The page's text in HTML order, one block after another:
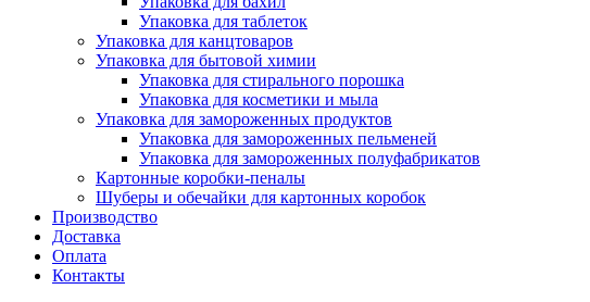
Упаковка для таблеток
Упаковка для канцтоваров
Упаковка для бытовой химии
Упаковка для стирального порошка
Упаковка для косметики и мыла
Упаковка для замороженных продуктов
Упаковка для замороженных пельменей
Упаковка для замороженных полуфабрикатов
Картонные коробки-пеналы
Шуберы и обечайки для картонных коробок
Производство
Доставка
Оплата
Контакты